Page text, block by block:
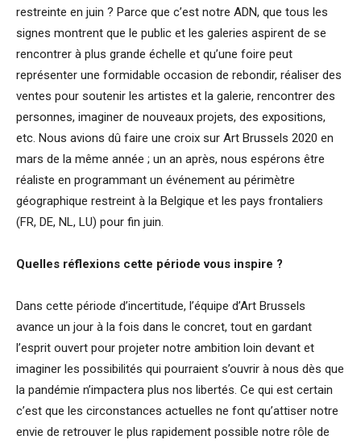
restreinte en juin ? Parce que c’est notre ADN, que tous les
signes montrent que le public et les galeries aspirent de se
rencontrer à plus grande échelle et qu’une foire peut
représenter une formidable occasion de rebondir, réaliser des
ventes pour soutenir les artistes et la galerie, rencontrer des
personnes, imaginer de nouveaux projets, des expositions,
etc. Nous avions dû faire une croix sur Art Brussels 2020 en
mars de la même année ; un an après, nous espérons être
réaliste en programmant un événement au périmètre
géographique restreint à la Belgique et les pays frontaliers
(FR, DE, NL, LU) pour fin juin.
Quelles réflexions cette période vous inspire ?
Dans cette période d’incertitude, l’équipe d’Art Brussels
avance un jour à la fois dans le concret, tout en gardant
l’esprit ouvert pour projeter notre ambition loin devant et
imaginer les possibilités qui pourraient s’ouvrir à nous dès que
la pandémie n’impactera plus nos libertés. Ce qui est certain
c’est que les circonstances actuelles ne font qu’attiser notre
envie de retrouver le plus rapidement possible notre rôle de